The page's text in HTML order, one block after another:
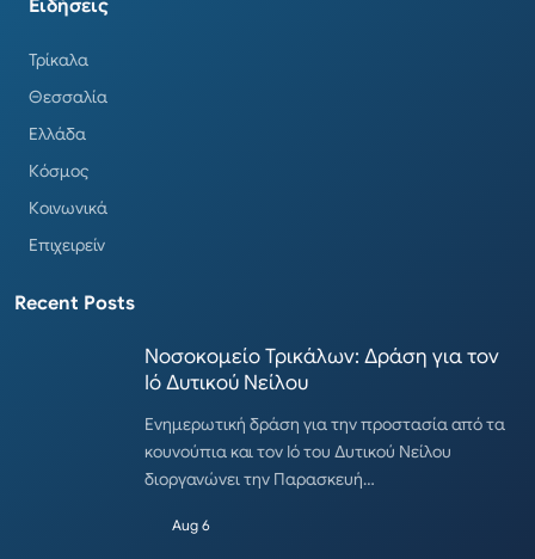
Ειδήσεις
Τρίκαλα
Θεσσαλία
Ελλάδα
Κόσμος
Κοινωνικά
Επιχειρείν
Recent Posts
Νοσοκομείο Τρικάλων: Δράση για τον
Ιό Δυτικού Νείλου
Ενημερωτική δράση για την προστασία από τα
κουνούπια και τον Ιό του Δυτικού Νείλου
διοργανώνει την Παρασκευή…
Aug 6